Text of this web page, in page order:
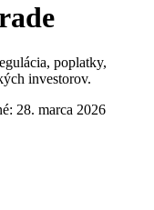
poplatky,
investorov.
28. marca 2026